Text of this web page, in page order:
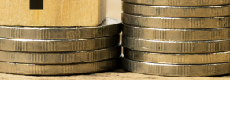
Certificados de
Cuentas
Tipos actuales